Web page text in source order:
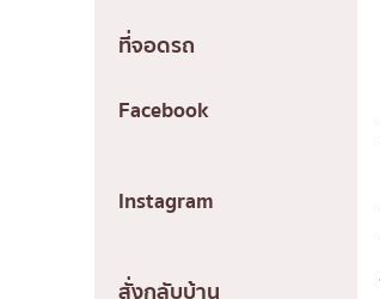
ที่จอดรถ
Facebook
Instagram
สั่งกลับบ้าน